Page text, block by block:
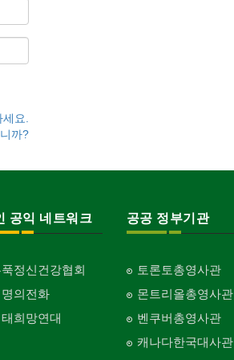
요.
까?
공익 네트워크
정신건강협회
의전화
희망연대
공공 정부기관
토론토총영사관
몬트리올총영사관
벤쿠버총영사관
캐나다한국대사관